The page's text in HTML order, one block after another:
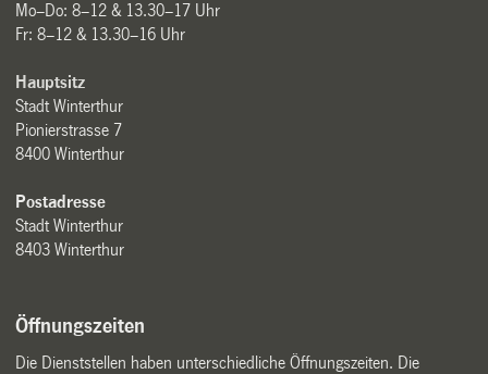
Mo–Do: 8–12 & 13.30–17 Uhr
Fr: 8–12 & 13.30–16 Uhr
Hauptsitz
Stadt Winterthur
Pionierstrasse 7
8400 Winterthur
Postadresse
Stadt Winterthur
8403 Winterthur
Öffnungszeiten
Die Dienststellen haben unterschiedliche Öffnungszeiten. Die